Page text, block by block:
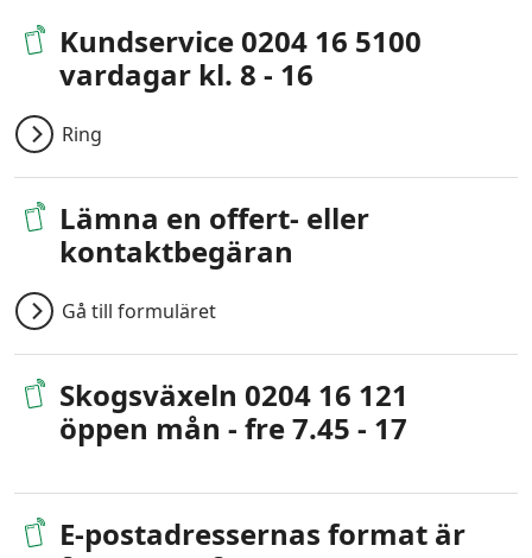
Kundservice 0204 16 5100
vardagar kl. 8 - 16
Ring
Lämna en offert- eller
kontaktbegäran
Gå till formuläret
Skogsväxeln 0204 16 121
öppen mån - fre 7.45 - 17
E-postadressernas format är